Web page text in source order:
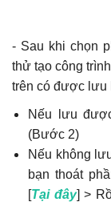
- Sau khi chọn
thử tạo công
trên có được lưu
Nếu lưu
(Bước 2)
Nếu không
bạn thoát
[Tại đây] >